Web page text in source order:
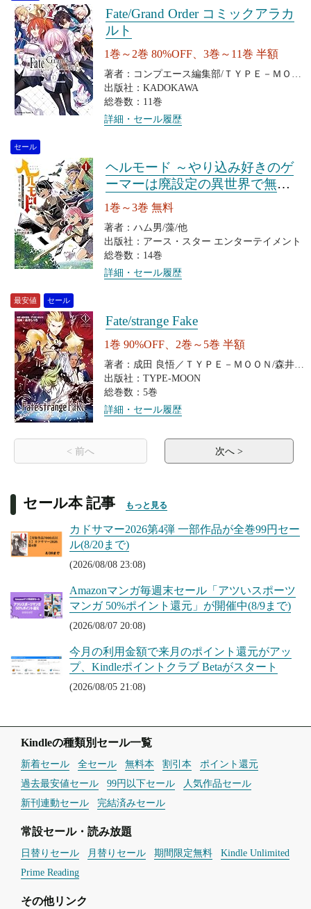
Fate/Grand Order コミックアラカ
ルト
1巻～2巻 80%OFF、3巻～11巻 半額
著者：コンプエース編集部/ＴＹＰＥ－ＭＯＯ
Ｎ
出版社：KADOKAWA
総巻数：11巻
詳細・セール履歴
セール
ヘルモード ～やり込み好きのゲ
ーマーは廃設定の異世界で無双
する～ はじまりの召喚士
1巻～3巻 無料
著者：ハム男/藻/他
出版社：アース・スター エンターテイメント
総巻数：14巻
詳細・セール履歴
最安値 セール
Fate/strange Fake
1巻 90%OFF、2巻～5巻 半額
著者：成田 良悟／ＴＹＰＥ－ＭＯＯＮ/森井
しづき
出版社：TYPE-MOON
総巻数：5巻
詳細・セール履歴
< 前へ 次へ >
セール本 記事 もっと見る
カドサマー2026第4弾 一部作品が全巻99円セー
ル(8/20まで)
(2026/08/08 23:08)
Amazonマンガ毎週末セール「アツいスポーツ
マンガ 50%ポイント還元」が開催中(8/9まで)
(2026/08/07 20:08)
今月の利用金額で来月のポイント還元がアッ
プ、Kindleポイントクラブ Betaがスタート
(2026/08/05 21:08)
Kindleの種類別セール一覧
新着セール 全セール 無料本 割引本
ポイント還元
過去最安値セール
99円以下セール
人気作品セール
新刊連動セール
完結済みセール
常設セール・読み放題
日替りセール 月替りセール 期間限定無料
Kindle Unlimited
Prime Reading
その他リンク